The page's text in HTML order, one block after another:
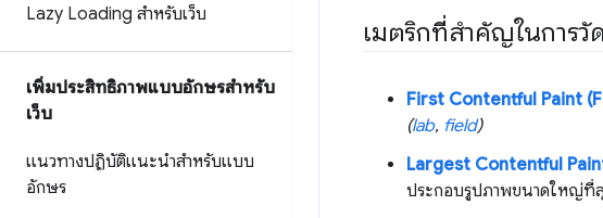
Lazy Loading สำหรับเว็บ
เพิ่มประสิทธิภาพแบบอักษรสำหรับ
เว็บ
แนวทางปฏิบัติแนะนำสำหรับแบบ
อักษร
เมตริกที่สําคัญในการวัด
First Contentful Paint
(lab, field)
Largest Contentful
ประกอบรูปภาพขนาดใหญ่ที่